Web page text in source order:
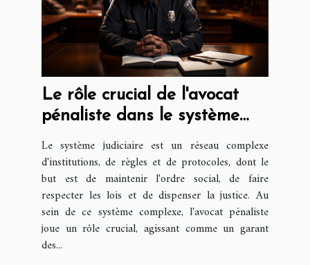
Le rôle crucial de l'avocat
pénaliste dans le système
judiciaire
Le système judiciaire est un réseau complexe
d'institutions, de règles et de protocoles, dont le
but est de maintenir l'ordre social, de faire
respecter les lois et de dispenser la justice. Au
sein de ce système complexe, l'avocat pénaliste
joue un rôle crucial, agissant comme un garant
des...